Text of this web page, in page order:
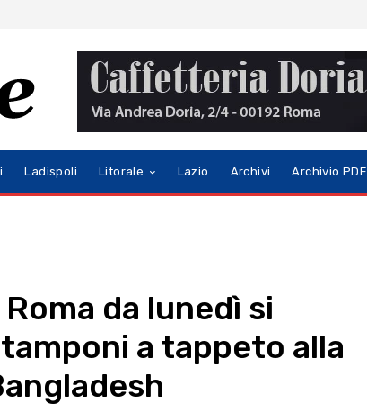
Ladispoli Litorale Lazio Archivi Archivio PDF
da lunedì si
a tappeto alla